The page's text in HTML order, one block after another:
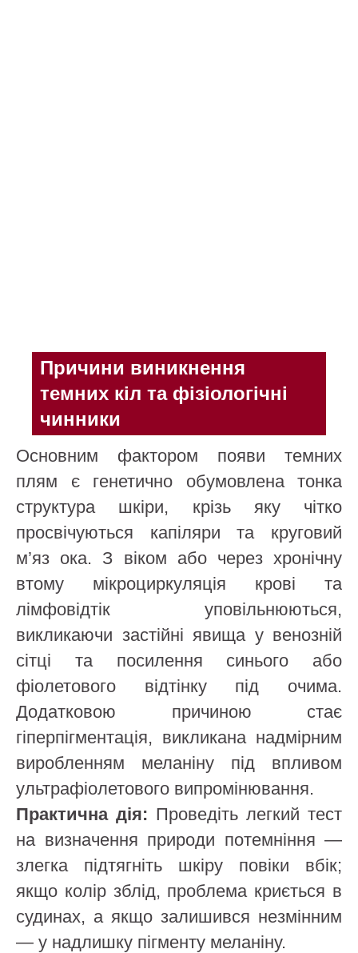
Причини виникнення
темних кіл та фізіологічні
чинники
Основним фактором появи темних
плям є генетично обумовлена тонка
структура шкіри, крізь яку чітко
просвічуються капіляри та круговий
м’яз ока. З віком або через хронічну
втому мікроциркуляція крові та
лімфовідтік уповільнюються,
викликаючи застійні явища у венозній
сітці та посилення синього або
фіолетового відтінку під очима.
Додатковою причиною стає
гіперпігментація, викликана надмірним
виробленням меланіну під впливом
ультрафіолетового випромінювання.
Практична дія: Проведіть легкий тест
на визначення природи потемніння —
злегка підтягніть шкіру повіки вбік;
якщо колір зблід, проблема криється в
судинах, а якщо залишився незмінним
— у надлишку пігменту меланіну.